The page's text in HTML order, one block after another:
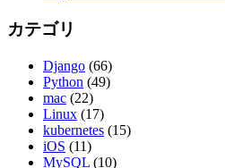
カテゴリ
Django (66)
Python (49)
mac (22)
Linux (17)
kubernetes (15)
iOS (11)
MySQL (10)